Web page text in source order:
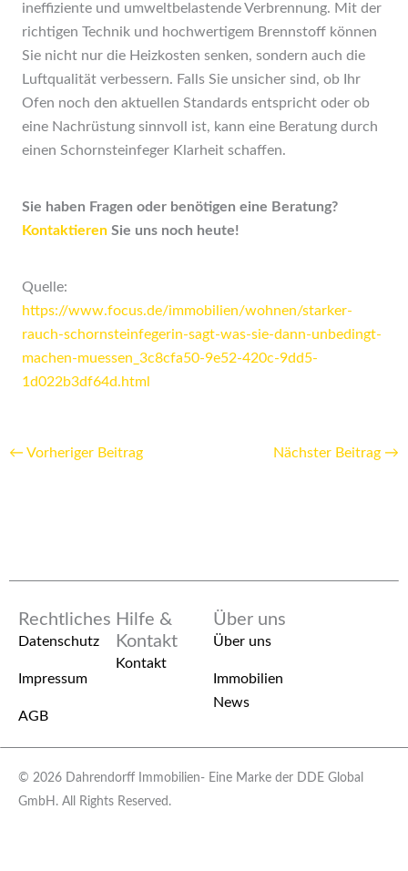
ineffiziente und umweltbelastende Verbrennung. Mit der
richtigen Technik und hochwertigem Brennstoff können
Sie nicht nur die Heizkosten senken, sondern auch die
Luftqualität verbessern. Falls Sie unsicher sind, ob Ihr
Ofen noch den aktuellen Standards entspricht oder ob
eine Nachrüstung sinnvoll ist, kann eine Beratung durch
einen Schornsteinfeger Klarheit schaffen.
Sie haben Fragen oder benötigen eine Beratung?
KontaktierenSie uns noch heute!
Quelle:
https://www.focus.de/immobilien/wohnen/starker-
rauch-schornsteinfegerin-sagt-was-sie-dann-unbedingt-
machen-muessen_3c8cfa50-9e52-420c-9dd5-
1d022b3df64d.html
← Vorheriger Beitrag Nächster Beitrag →
Rechtliches
Datenschutz
Impressum
AGB
Hilfe &
Kontakt
Kontakt
Über uns
Über uns
Immobilien
News
© 2026 Dahrendorff Immobilien- Eine Marke der DDE Global
GmbH. All Rights Reserved.